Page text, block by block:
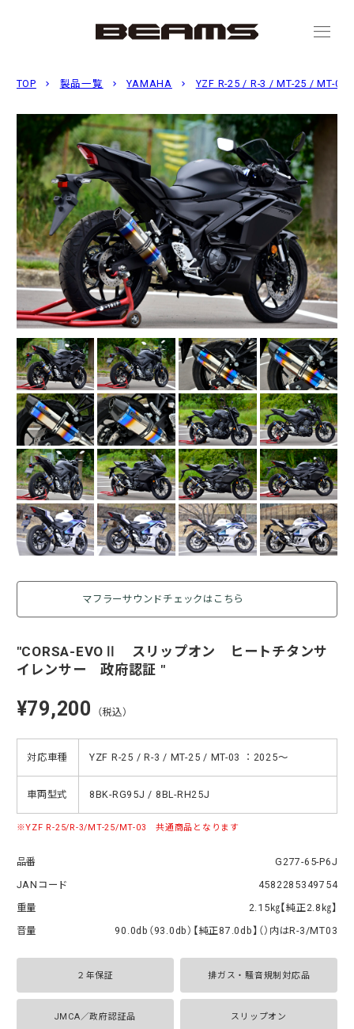
menu
TOP 製品一覧 YAMAHA YZF R-25 / R-3 / MT-25 / MT-03
マフラーサウンドチェックはこちら
"CORSA-EVOⅡ スリップオン ヒートチタンサ
イレンサー 政府認証 "
¥79,200 （税込）
対応車種 YZF R-25 / R-3 / MT-25 / MT-03 ：2025～
車両型式 8BK-RG95J / 8BL-RH25J
YZF R-25/R-3/MT-25/MT-03 共通商品となります
品番
G277-65-P6J
JANコード
4582285349754
重量
2.15㎏【純正2.8㎏】
音量
90.0db（93.0db）【純正87.0db】（）内はR-3/MT03
２年保証 排ガス・騒音規制対応品
JMCA／政府認証品 スリップオン